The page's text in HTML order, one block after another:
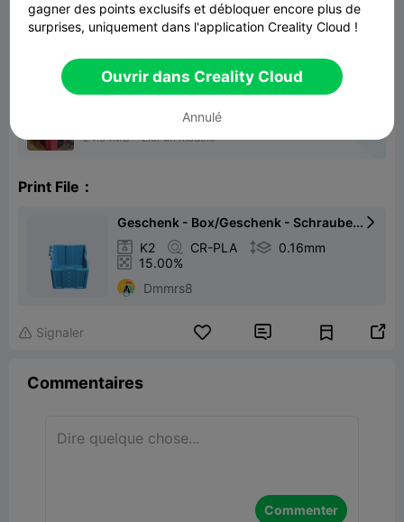
24.94MB Lier un modèle
Print File：
Geschenk - Box/Geschenk - Schraube... 
 K2  CR-PLA  0.16mm

15.00%
Dmmrs8
 Signaler  
Commentaires
Commenter
gagner des points exclusifs et débloquer encore plus de
surprises, uniquement dans l'application Creality Cloud !
Ouvrir dans Creality Cloud
Annulé